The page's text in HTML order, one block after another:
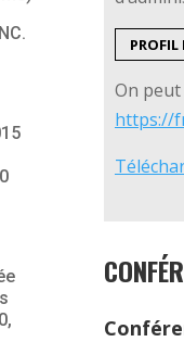
On
https://